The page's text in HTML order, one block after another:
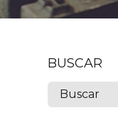
BUSCAR